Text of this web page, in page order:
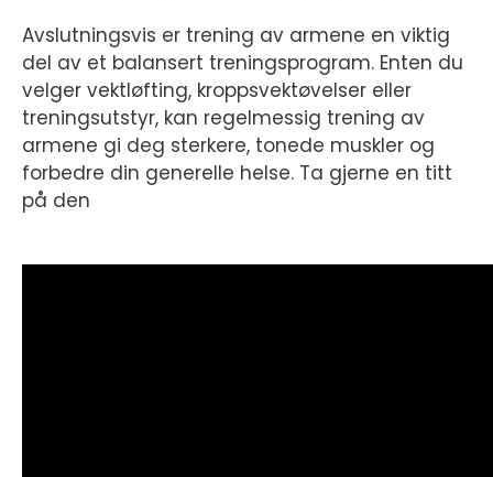
Avslutningsvis er trening av armene en viktig
del av et balansert treningsprogram. Enten du
velger vektløfting, kroppsvektøvelser eller
treningsutstyr, kan regelmessig trening av
armene gi deg sterkere, tonede muskler og
forbedre din generelle helse. Ta gjerne en titt
på den